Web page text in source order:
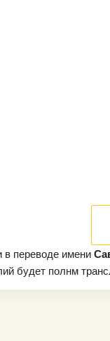
переводе имени
будет полнм